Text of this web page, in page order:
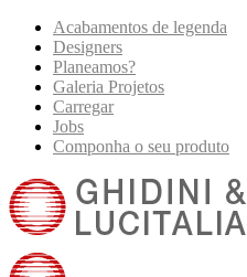
Acabamentos de legenda
Designers
Planeamos?
Galeria Projetos
Carregar
Jobs
Componha o seu produto